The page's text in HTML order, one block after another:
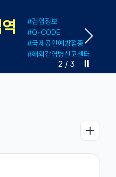
다운로드
도표
가하는 기준
3 / 3